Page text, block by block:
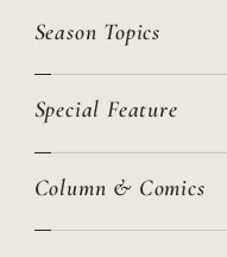
Season Topics
真夏のひんやりグッズ 2026
ニトリ・イケア・無印良品で
Special Feature
2026年春夏 トレンドファッ
Column & Comics